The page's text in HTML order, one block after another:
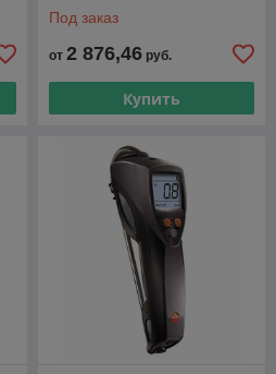
Под заказ
от 2 876,46 руб.
Купить